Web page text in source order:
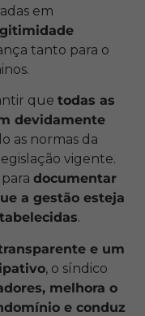
em
tanto para o
que todas as
devidamente
as normas da
vigente.
documentar
a gestão esteja
.
e um
, o síndico
melhora o
e conduz